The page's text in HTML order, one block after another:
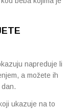
napreduje li
a možete ih
ukazuje na to